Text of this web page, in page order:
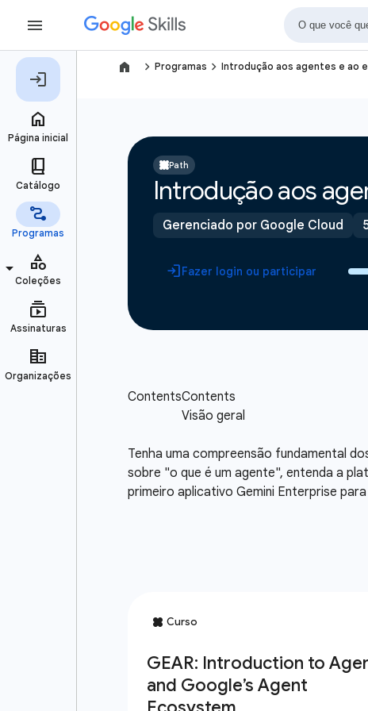
navigate_next Programas navigate_next Introdução aos agentes e ao
Path
Introdução aos
Gerenciado por Google Cloud
Fazer login ou participar
Tenha uma compreensão fundamental
sobre "o que é um agente", entenda a
primeiro aplicativo Gemini Enterprise